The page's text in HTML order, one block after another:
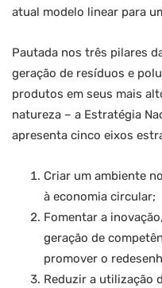
atual modelo linear para
Pautada nos três pilares
geração de resíduos e
produtos em seus mais
natureza – a Estratégia
apresenta cinco eixos
Criar um ambiente
à economia circular;
Fomentar a
geração de
promover o
Reduzir a utilização